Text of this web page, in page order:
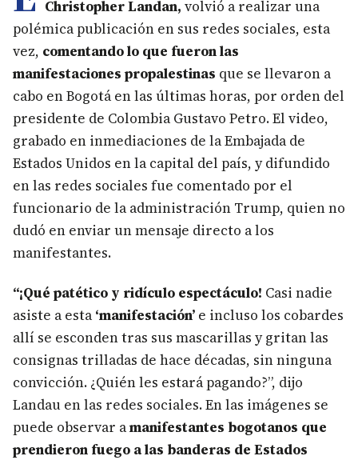
Christopher Landan, volvió a realizar una
polémica publicación en sus redes sociales, esta
vez, comentando lo que fueron las
manifestaciones propalestinas que se llevaron a
cabo en Bogotá en las últimas horas, por orden del
presidente de Colombia Gustavo Petro. El video,
grabado en inmediaciones de la Embajada de
Estados Unidos en la capital del país, y difundido
en las redes sociales fue comentado por el
funcionario de la administración Trump, quien no
dudó en enviar un mensaje directo a los
manifestantes.
“¡Qué patético y ridículo espectáculo! Casi nadie
asiste a esta ‘manifestación’ e incluso los cobardes
allí se esconden tras sus mascarillas y gritan las
consignas trilladas de hace décadas, sin ninguna
convicción. ¿Quién les estará pagando?”, dijo
Landau en las redes sociales. En las imágenes se
puede observar amanifestantes bogotanos que
prendieron fuego a las banderas de Estados